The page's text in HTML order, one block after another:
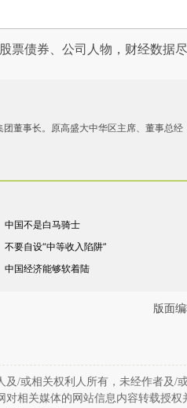
票债券、公司人物，财经数据尽
董事长。原高盛大中华区主席、董事总经
中国不是白马骑士
不要自设“中等收入陷阱”
中国经济能够软着陆
版面
/或相关权利人所有，未经作者及/
相关媒体的网站信息内容转载授权